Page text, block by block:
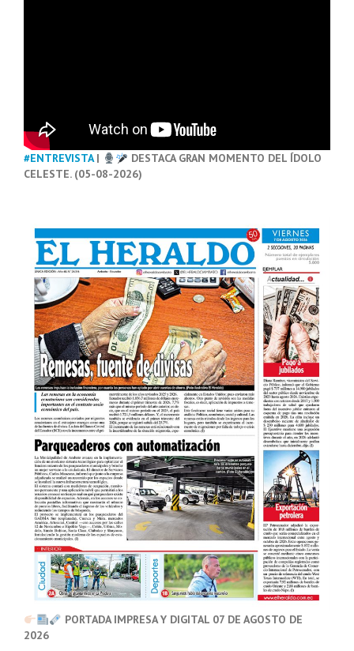
#ENTREVISTA|
DESTACA GRAN MOMENTO DEL ÍDOLO
CELESTE. (05-08-2026)
PORTADA IMPRESA Y DIGITAL 07 DE AGOSTO DE
2026